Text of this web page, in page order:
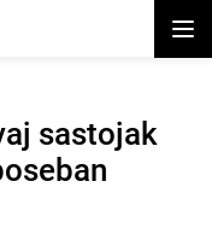
sastojak